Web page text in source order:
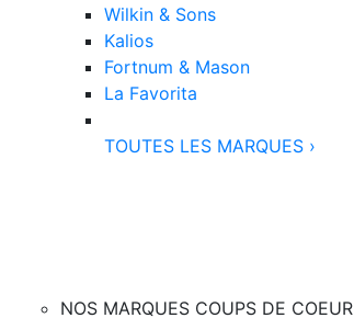
Wilkin & Sons
Kalios
Fortnum & Mason
La Favorita
TOUTES LES MARQUES ›
NOS MARQUES COUPS DE COEUR